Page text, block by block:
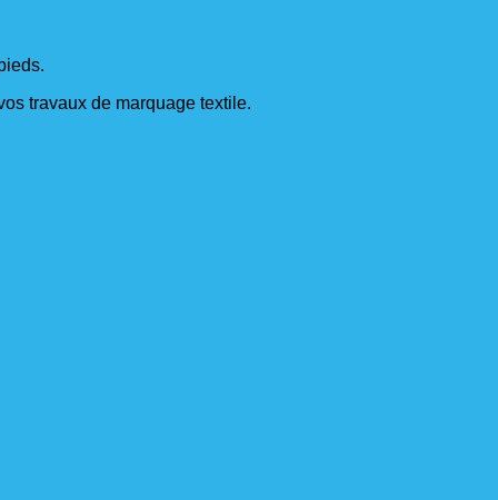
travaux de marquage textile.